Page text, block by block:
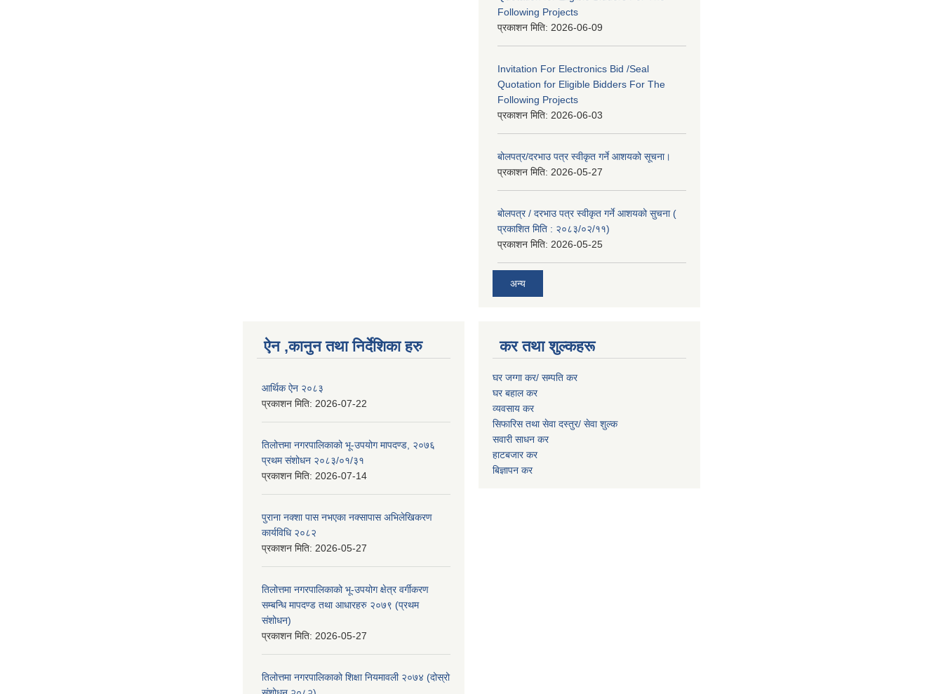
Following Projects
प्रकाशन मिति: 2026-06-09
Invitation For Electronics Bid /Seal
Quotation for Eligible Bidders For The
Following Projects
प्रकाशन मिति: 2026-06-03
बोलपत्र/दरभाउ पत्र स्वीकृत गर्ने आशयको सूचना।
प्रकाशन मिति: 2026-05-27
बोलपत्र / दरभाउ पत्र स्वीकृत गर्ने आशयको सुचना (
प्रकाशित मिति : २०८३/०२/११)
प्रकाशन मिति: 2026-05-25
अन्य
ऐन ,कानुन तथा निर्देशिका हरु
आर्थिक ऐन २०८३
प्रकाशन मिति: 2026-07-22
तिलोत्तमा नगरपालिकाको भू-उपयोग मापदण्ड, २०७६
प्रथम संशोधन २०८३/०१/३१
प्रकाशन मिति: 2026-07-14
पुराना नक्शा पास नभएका नक्सापास अभिलेखिकरण
कार्यविधि २०८२
प्रकाशन मिति: 2026-05-27
तिलोत्तमा नगरपालिकाको भू-उपयोग क्षेत्र वर्गीकरण
सम्बन्धि मापदण्ड तथा आधारहरु २०७९ (प्रथम
संशोधन)
प्रकाशन मिति: 2026-05-27
तिलोत्तमा नगरपालिकाको शिक्षा नियमावली २०७४ (दोस्रो
कर तथा शुल्कहरू
घर जग्गा कर/ सम्पति कर
घर बहाल कर
व्यवसाय कर
सिफारिस तथा सेवा दस्तुर/ सेवा शुल्क
सवारी साधन कर
हाटबजार कर
बिज्ञापन कर